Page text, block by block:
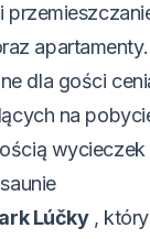
dla gości
na
Lúčky, który